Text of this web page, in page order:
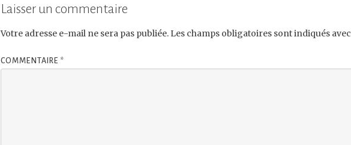
Laisser un commentaire
Votre adresse e-mail ne sera pas publiée. Les champs obligatoires sont indiqués avec
COMMENTAIRE *